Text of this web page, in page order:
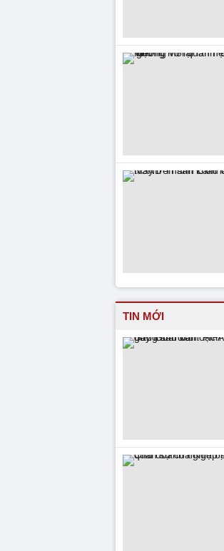
TIN MỚI